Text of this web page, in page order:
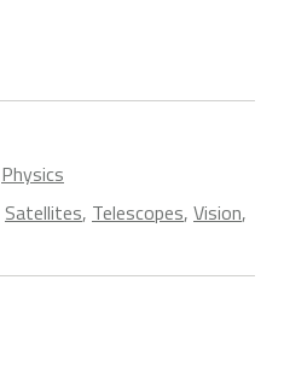
Physics
Satellites, Telescopes, Vision,